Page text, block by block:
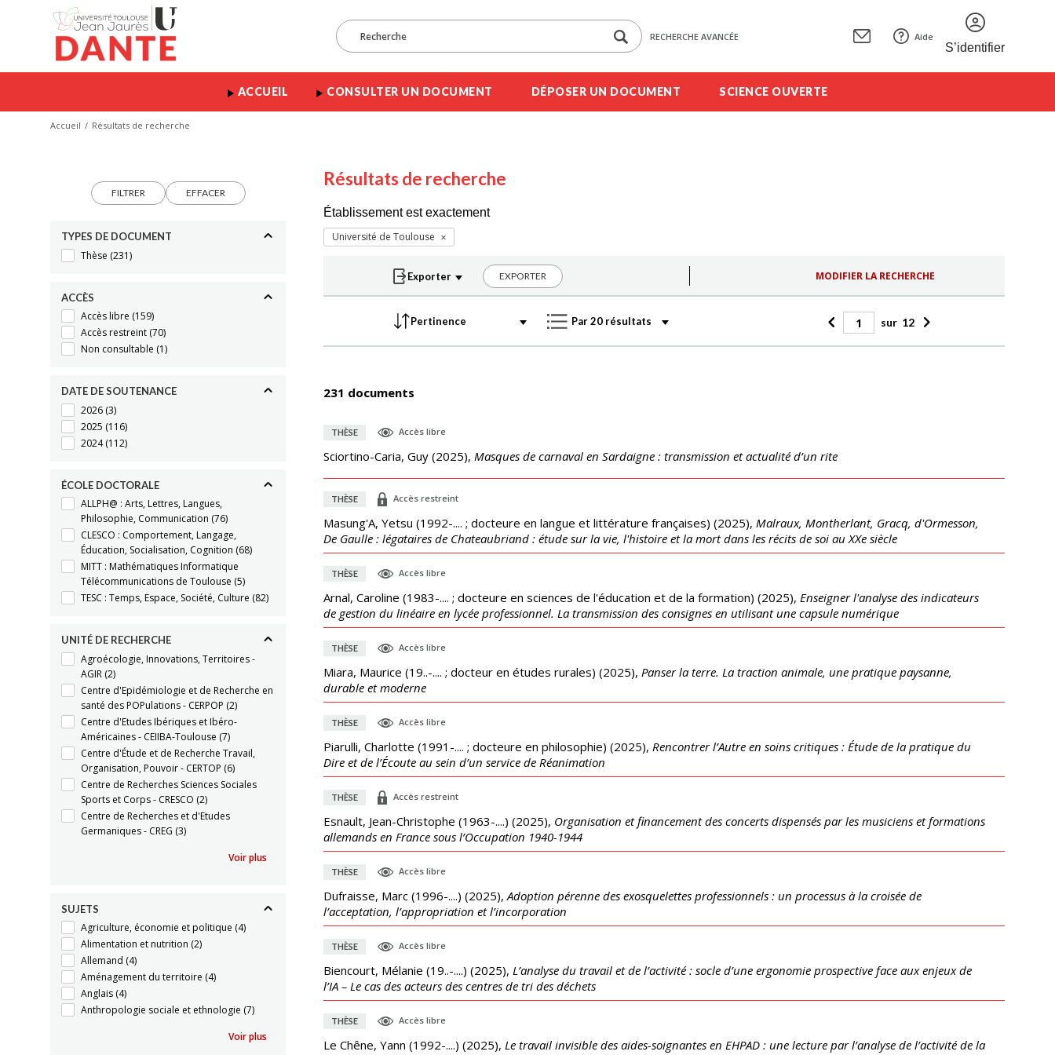
RECHERCHE AVANCÉE Aide
S’identifier
ACCUEIL CONSULTER UN DOCUMENT DÉPOSER UN DOCUMENT SCIENCE OUVERTE
Accueil Résultats de recherche
FILTRER EFFACER
TYPES DE DOCUMENT
Thèse (231)
ACCÈS
Accès libre (159)
Accès restreint (70)
Non consultable (1)
DATE DE SOUTENANCE
2026 (3)
2025 (116)
2024(112)
ÉCOLE DOCTORALE
ALLPH@ : Arts, Lettres, Langues,
Philosophie, Communication (76)
CLESCO : Comportement, Langage,
Éducation, Socialisation, Cognition (68)
MITT : Mathématiques Informatique
Télécommunications de Toulouse (5)
TESC : Temps, Espace, Société, Culture (82)
UNITÉ DE RECHERCHE
Agroécologie, Innovations, Territoires -
AGIR (2)
Centre d'Epidémiologie et de Recherche en
santé des POPulations - CERPOP (2)
Centre d'Etudes Ibériques et Ibéro-
Américaines - CEIIBA-Toulouse (7)
Centre d'Étude et de Recherche Travail,
Organisation, Pouvoir - CERTOP (6)
Centre de Recherches Sciences Sociales
Sports et Corps - CRESCO (2)
Centre de Recherches et d'Etudes
Germaniques - CREG (3)
Voir plus
SUJETS
Agriculture, économie et politique (4)
Alimentation et nutrition (2)
Allemand (4)
Aménagement du territoire (4)
Anglais (4)
Anthropologie sociale et ethnologie (7)
Voir plus
Résultats de recherche
Établissement est exactement
Université de Toulouse
EXPORTER MODIFIER LA RECHERCHE
sur 12
231 documents
THÈSE Accès libre
Sciortino-Caria, Guy (2025), Masques de carnaval en Sardaigne : transmission et actualité d’un rite
THÈSE Accès restreint
Masung'A, Yetsu (1992-.... ; docteure en langue et littérature françaises) (2025), Malraux, Montherlant, Gracq, d'Ormesson,
De Gaulle : légataires de Chateaubriand : étude sur la vie, l'histoire et la mort dans les récits de soi au XXe siècle
THÈSE Accès libre
Arnal, Caroline (1983-.... ; docteure en sciences de l'éducation et de la formation) (2025), Enseigner l'analyse des indicateurs
de gestion du linéaire en lycée professionnel. La transmission des consignes en utilisant une capsule numérique
THÈSE Accès libre
Miara, Maurice (19..-.... ; docteur en études rurales) (2025), Panser la terre. La traction animale, une pratique paysanne,
durable et moderne
THÈSE Accès libre
Piarulli, Charlotte (1991-.... ; docteure en philosophie) (2025), Rencontrer l’Autre en soins critiques : Étude de la pratique du
Dire et de l’Écoute au sein d’un service de Réanimation
THÈSE Accès restreint
Esnault, Jean-Christophe (1963-....) (2025), Organisation et financement des concerts dispensés par les musiciens et formations
allemands en France sous l’Occupation 1940-1944
THÈSE Accès libre
Dufraisse, Marc (1996-....) (2025),Adoption pérenne des exosquelettes professionnels : un processus à la croisée de
l’acceptation, l’appropriation et l’incorporation
THÈSE Accès libre
Biencourt, Mélanie (19..-....) (2025), L’analyse du travail et de l’activité : socle d’une ergonomie prospective face aux enjeux de
l’IA – Le cas des acteurs des centres de tri des déchets
THÈSE Accès libre
Le Chêne, Yann (1992-....) (2025), Le travail invisible des aides-soignantes en EHPAD : une lecture par l’analyse de l’activité de la